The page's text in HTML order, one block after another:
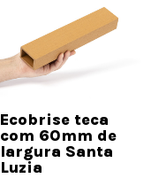
Ecobrise teca
com 60mm de
largura Santa
Luzia